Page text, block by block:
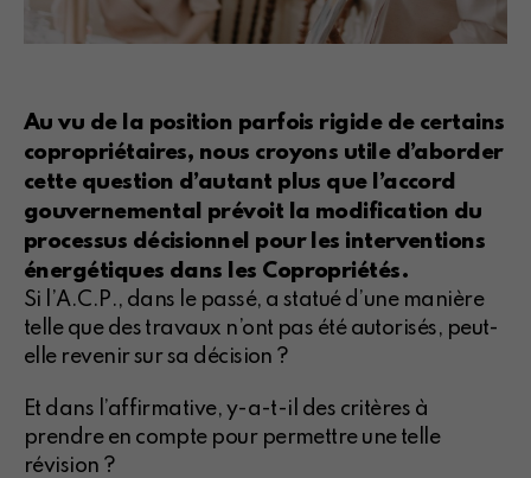
Au vu de la position parfois rigide de certains
copropriétaires, nous croyons utile d’aborder
cette question d’autant plus que l’accord
gouvernemental prévoit la modification du
processus décisionnel pour les interventions
énergétiques dans les Copropriétés.
Si l’A.C.P., dans le passé, a statué d’une manière
telle que des travaux n’ont pas été autorisés, peut-
elle revenir sur sa décision ?
Et dans l’affirmative, y-a-t-il des critères à
prendre en compte pour permettre une telle
révision ?